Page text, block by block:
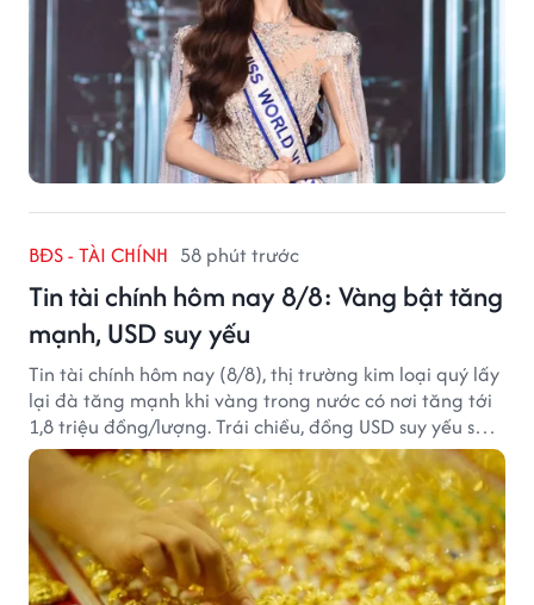
BĐS - TÀI CHÍNH 58 phút trước
Tin tài chính hôm nay 8/8: Vàng bật tăng
mạnh, USD suy yếu
Tin tài chính hôm nay (8/8), thị trường kim loại quý lấy
lại đà tăng mạnh khi vàng trong nước có nơi tăng tới
1,8 triệu đồng/lượng. Trái chiều, đồng USD suy yếu sau
báo cáo việc làm Mỹ kém tích cực.